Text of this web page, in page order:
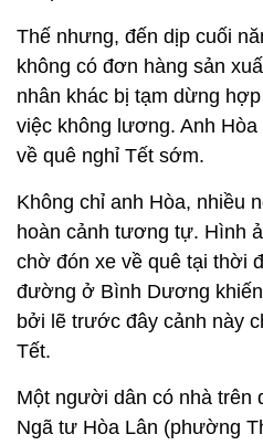
Thế nhưng, đến dịp cuối
không có đơn hàng sản
nhân khác bị tạm dừng
việc không lương. Anh
về quê nghỉ Tết sớm.
Không chỉ anh Hòa, nhiều
hoàn cảnh tương tự. Hình
chờ đón xe về quê tại thời
đường ở Bình Dương
bởi lẽ trước đây cảnh này
Tết.
Một người dân có nhà trên
Ngã tư Hòa Lân (phường